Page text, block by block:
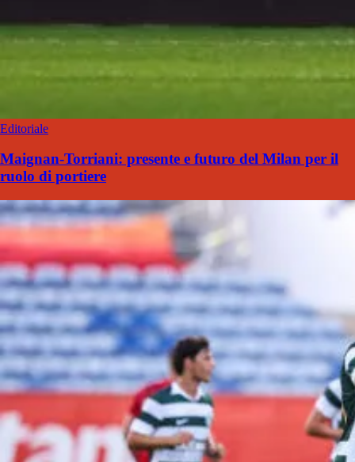
Editoriale
Maignan-Torriani: presente e futuro del Milan per il
ruolo di portiere